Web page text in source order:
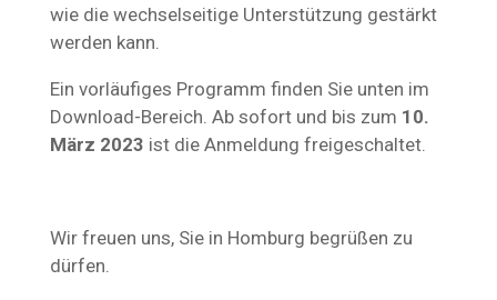
wie die wechselseitige Unterstützung gestärkt
werden kann.
Ein vorläufiges Programm finden Sie unten im
Download-Bereich. Ab sofort und bis zum 10.
März 2023 ist die Anmeldung freigeschaltet.
Wir freuen uns, Sie in Homburg begrüßen zu
dürfen.